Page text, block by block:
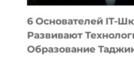
6 Основателей IT-
Развивают
Образование